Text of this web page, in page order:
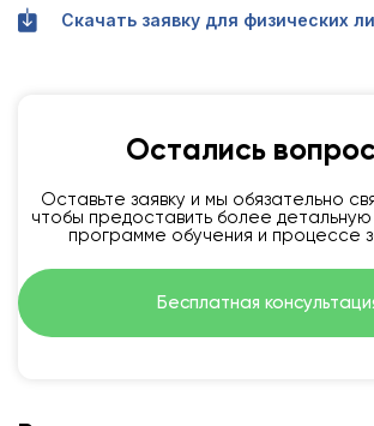
Скачать заявку для физических
Остались
Оставьте заявку и мы обязательно
чтобы предоставить более
программе обучения и процессе
Бесплатная